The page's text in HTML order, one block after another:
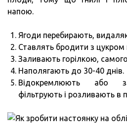
напою.
Ягоди перебирають,
Ставлять бродити з цукром
Заливають горілкою,
Наполягають до 30-40 днів.
Відокремлюють або
фільтрують і розливають в